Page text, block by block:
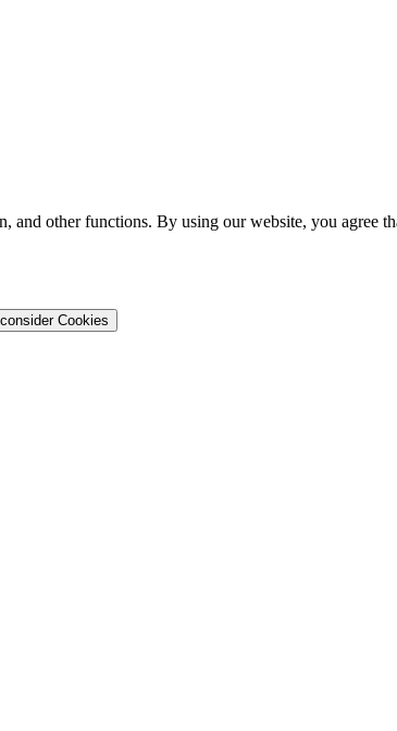
and other functions. By using our website, you agree
Cookies